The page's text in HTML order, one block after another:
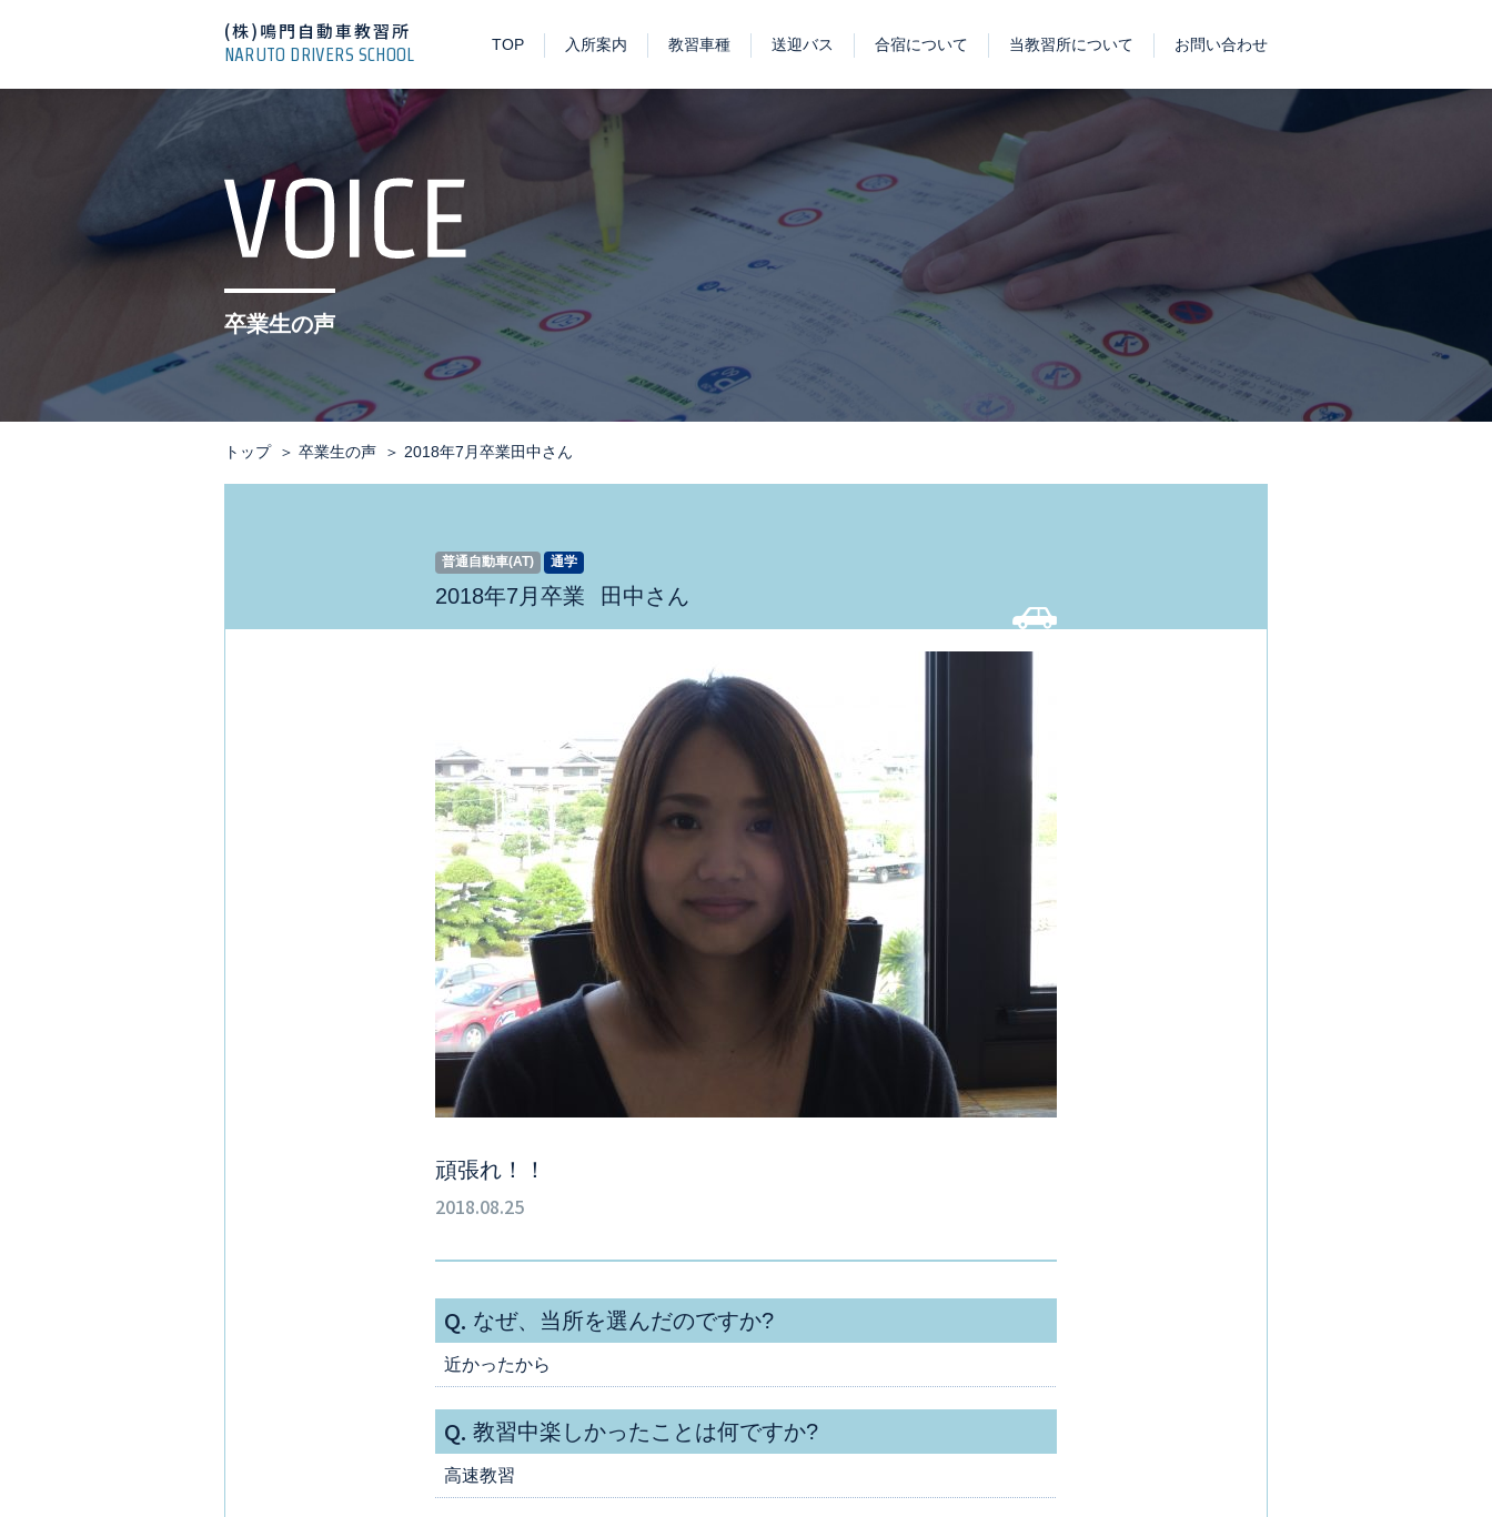
(株)鳴門自動車教習所
NARUTO DRIVERS SCHOOL
TOP
普通免許キャンペーン
短期集中プラン
特定一般教育訓練給付金制度
プロドライバー求人情報
バス運転手の一日
受験資格特例教習
卒業生の声
アクセス
お知らせ
学科教習システム【i-武蔵】
入所案内
当教習所に入所する方へ
免許獲得までのスケジュール
教習カリキュラム
教習車種
普通自動車・自動二輪
プロ用免許（トラック・バス等）
講習（フォークリフト・各種講習）
送迎バス 合宿について
合宿教習とは…
合宿免許のお申し込み
施設紹介
合宿に来られる方の準備物リスト
当教習所について
会社概要
消費者志向自主宣言について
お問い合わせ
よくあるご質問
卒業生の声
トップ 卒業生の声 2018年7月卒業田中さん
普通自動車(AT) 通学
2018年7月卒業 田中さん
頑張れ！！
2018.08.25
Q. なぜ、当所を選んだのですか?
近かったから
Q. 教習中楽しかったことは何ですか?
高速教習